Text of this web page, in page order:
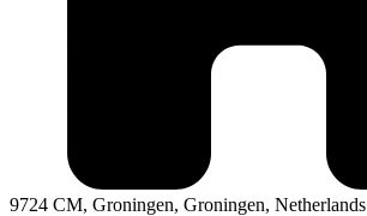
9724 CM, Groningen, Groningen, Netherlands